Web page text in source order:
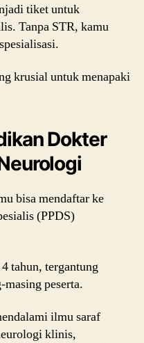
tiket untuk
Tanpa STR, kamu
krusial untuk menapaki
Dokter
bisa mendaftar ke
(PPDS)
tahun, tergantung
peserta.
ilmu saraf
klinis,